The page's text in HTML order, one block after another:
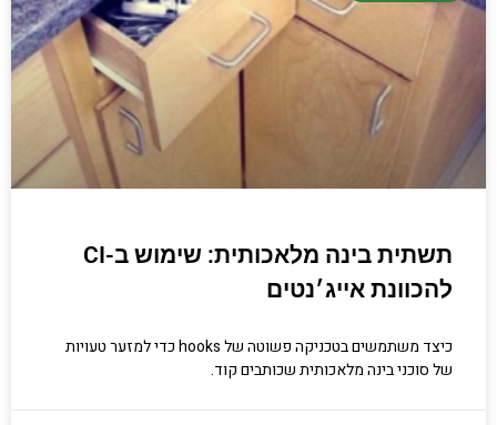
יודעים.
הכנסו עכשיו
תשתית בינה מלאכותית: שימוש ב-CI
להכוונת אייג׳נטים
כיצד משתמשים בטכניקה פשוטה של hooks כדי למזער טעויות
של סוכני בינה מלאכותית שכותבים קוד.